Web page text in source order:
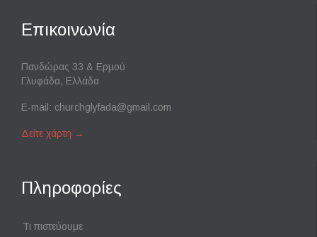
Επικοινωνία
Πανδώρας 33 & Ερμού
Γλυφάδα, Ελλάδα
E-mail: churchglyfada@gmail.com
Δείτε χάρτη →
Πληροφορίες
Τι πιστεύουμε